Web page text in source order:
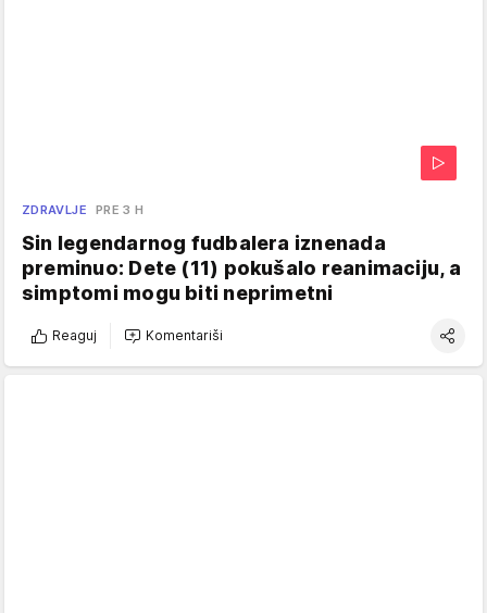
ZDRAVLJE PRE 3 H
Sin legendarnog fudbalera iznenada
preminuo: Dete (11) pokušalo reanimaciju, a
simptomi mogu biti neprimetni
Reaguj Komentariši